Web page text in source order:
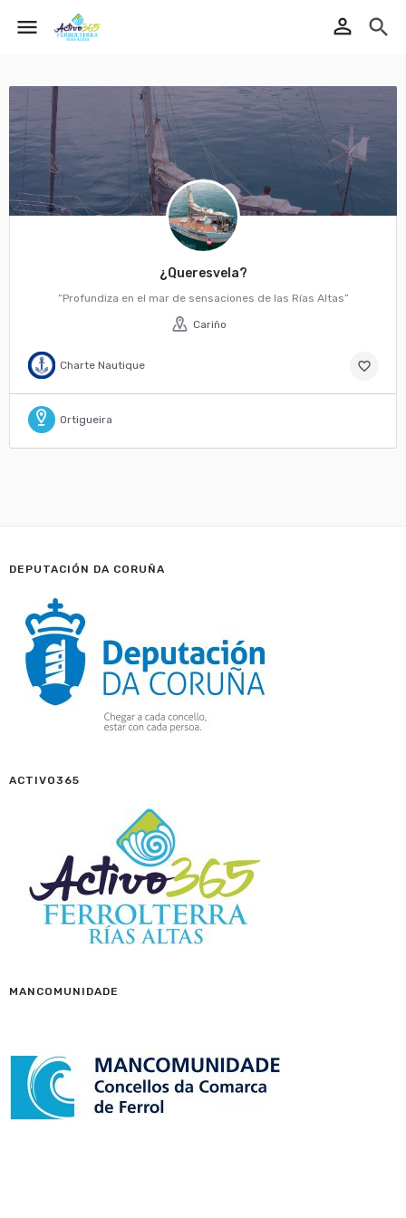
menu perm_identity search
¿Queresvela?
“Profundiza en el mar de sensaciones de las Rías Altas”
Cariño
Charte Nautique favorite_border
Ortigueira
DEPUTACIÓN DA CORUÑA
ACTIVO365
MANCOMUNIDADE